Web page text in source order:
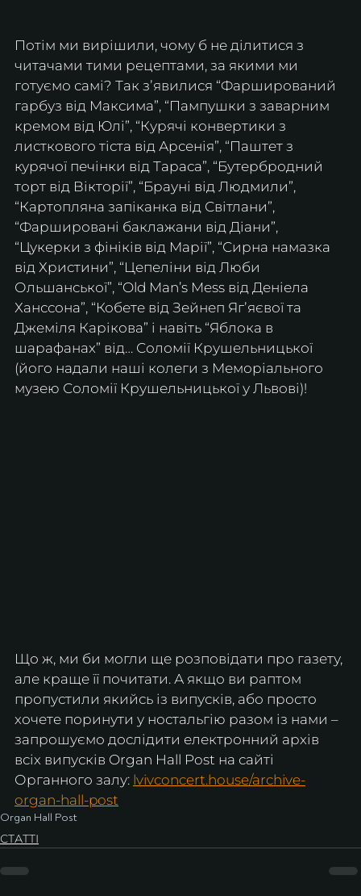
Потім ми вирішили, чому б не ділитися з
читачами тими рецептами, за якими ми
готуємо самі? Так зʼявилися “Фарширований
гарбуз від Максима”, “Пампушки з заварним
кремом від Юлі”, “Курячі конвертики з
листкового тіста від Арсенія”, “Паштет з
курячої печінки від Тараса”, “Бутербродний
торт від Вікторії”, “Брауні від Людмили”,
“Картопляна запіканка від Світлани”,
“Фаршировані баклажани від Діани”,
“Цукерки з фініків від Марії”, “Сирна намазка
від Христини”, “Цепеліни від Люби
Ольшанської”, “Old Man’s Mess від Деніела
Ханссона”, “Кобете від Зейнеп Ягʼяєвої та
Джеміля Карікова” і навіть “Яблока в
шарафанах” від… Соломії Крушельницької
(його надали наші колеги з Меморіального
музею Соломії Крушельницької у Львові)!
Що ж, ми би могли ще розповідати про газету,
але краще її почитати. А якщо ви раптом
пропустили якийсь із випусків, або просто
хочете поринути у ностальгію разом із нами –
запрошуємо дослідити електронний архів
всіх випусків Organ Hall Post на сайті
Органного залу: lvivconcert.house/archive-
organ-hall-post
Organ Hall Post
СТАТТІ